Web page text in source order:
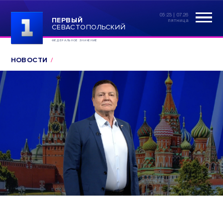
ПЕРВЫЙ
СЕВАСТОПОЛЬСКИЙ
ФЕДЕРАЛЬНОЕ ЗНАЧЕНИЕ
05:23 | 07.26
пятница
НОВОСТИ